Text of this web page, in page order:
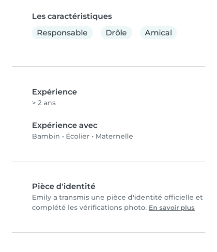
Les caractéristiques
Responsable
Drôle Amical
Expérience
> 2 ans
Expérience avec
Bambin • Écolier • Maternelle
Pièce d'identité
Emily a transmis une pièce d'identité officielle et
complété les vérifications photo. En savoir plus